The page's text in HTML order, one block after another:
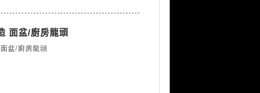
面盆/廚房龍頭
盆/廚房龍頭